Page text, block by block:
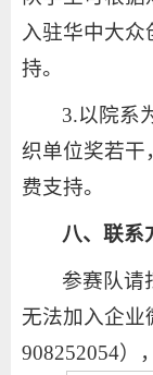
入驻华中大
持。
3.以院系
织单位奖若干
费支持。
八、联系
参赛队请
无法加入企业
908252054）